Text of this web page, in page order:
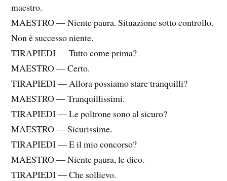
maestro.
MAESTRO — Niente paura. Situazione sotto controllo.
Non è successo niente.
TIRAPIEDI — Tutto come prima?
MAESTRO — Certo.
TIRAPIEDI — Allora possiamo stare tranquilli?
MAESTRO — Tranquillissimi.
TIRAPIEDI — Le poltrone sono al sicuro?
MAESTRO — Sicurissime.
TIRAPIEDI — E il mio concorso?
MAESTRO — Niente paura, le dico.
TIRAPIEDI — Che sollievo.